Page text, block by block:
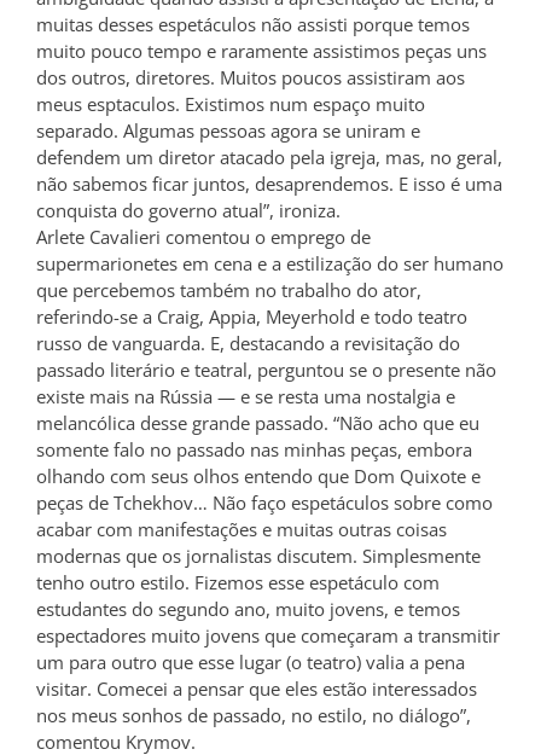
muitas desses espetáculos não assisti porque temos
muito pouco tempo e raramente assistimos peças uns
dos outros, diretores. Muitos poucos assistiram aos
meus esptaculos. Existimos num espaço muito
separado. Algumas pessoas agora se uniram e
defendem um diretor atacado pela igreja, mas, no geral,
não sabemos ficar juntos, desaprendemos. E isso é uma
conquista do governo atual”, ironiza.
Arlete Cavalieri comentou o emprego de
supermarionetes em cena e a estilização do ser humano
que percebemos também no trabalho do ator,
referindo-se a Craig, Appia, Meyerhold e todo teatro
russo de vanguarda. E, destacando a revisitação do
passado literário e teatral, perguntou se o presente não
existe mais na Rússia — e se resta uma nostalgia e
melancólica desse grande passado. “Não acho que eu
somente falo no passado nas minhas peças, embora
olhando com seus olhos entendo que Dom Quixote e
peças de Tchekhov… Não faço espetáculos sobre como
acabar com manifestações e muitas outras coisas
modernas que os jornalistas discutem. Simplesmente
tenho outro estilo. Fizemos esse espetáculo com
estudantes do segundo ano, muito jovens, e temos
espectadores muito jovens que começaram a transmitir
um para outro que esse lugar (o teatro) valia a pena
visitar. Comecei a pensar que eles estão interessados
nos meus sonhos de passado, no estilo, no diálogo”,
comentou Krymov.